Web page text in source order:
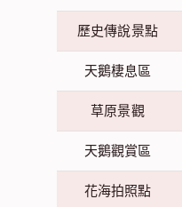
歷史傳說景點
天鵝棲息區
草原景觀
天鵝觀賞區
花海拍照點